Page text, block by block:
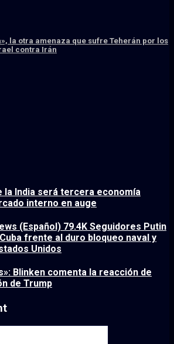
la otra amenaza que sufre Teherán por los
contra Irán
la India será tercera economía
interno en auge
(Español) 79.4K Seguidores Putin
frente al duro bloqueo naval y
Unidos
Blinken comenta la reacción de
de Trump